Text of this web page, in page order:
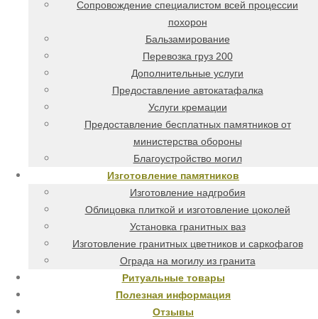
Сопровождение специалистом всей процессии
похорон
Бальзамирование
Перевозка груз 200
Дополнительные услуги
Предоставление автокатафалка
Услуги кремации
Предоставление бесплатных памятников от
министерства обороны
Благоустройство могил
Изготовление памятников
Изготовление надгробия
Облицовка плиткой и изготовление цоколей
Установка гранитных ваз
Изготовление гранитных цветников и саркофагов
Ограда на могилу из гранита
Ритуальные товары
Полезная информация
Отзывы